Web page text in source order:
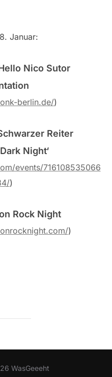
Januar:
Nico Sutor
berlin.de/)
Reiter
Night‘
events/716108535066
)
Rock Night
)
WasGeeeht